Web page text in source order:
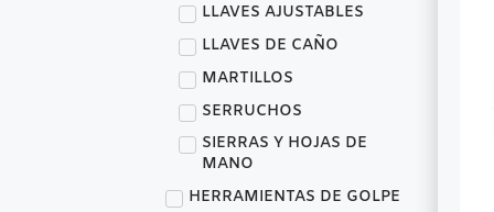
LLAVES AJUSTABLES
LLAVES DE CAÑO
MARTILLOS
SERRUCHOS
SIERRAS Y HOJAS DE
MANO
HERRAMIENTAS DE GOLPE